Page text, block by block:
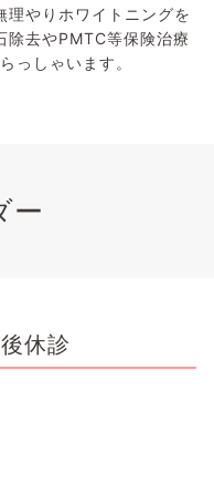
理やりホワイトニングを
除去やPMTC等保険治療
っしゃいます。
ー
休診